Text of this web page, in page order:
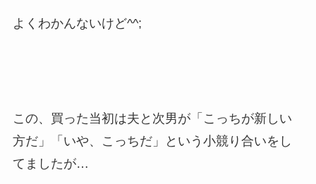
よくわかんないけど^^;
この、買った当初は夫と次男が「こっちが新しい
方だ」「いや、こっちだ」という小競り合いをし
てましたが…